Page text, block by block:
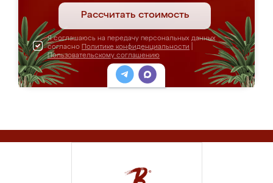
Рассчитать стоимость
Я соглашаюсь на передачу персональных данных
согласно Политике конфиденциальности
Пользовательскому соглашению